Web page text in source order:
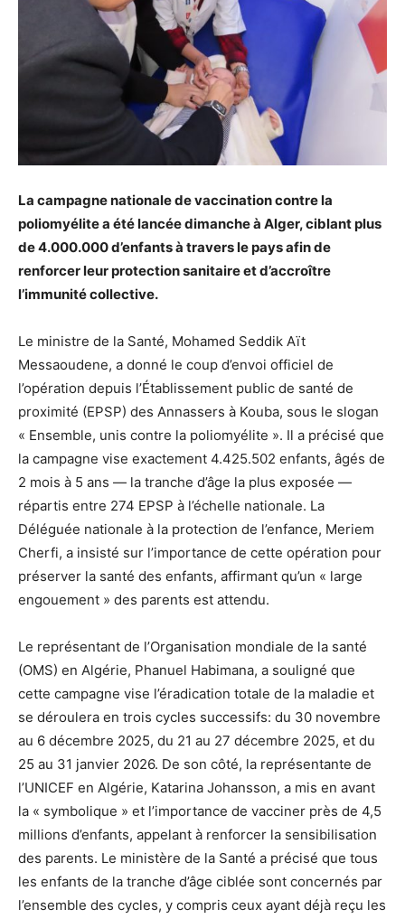
La campagne nationale de vaccination contre la
poliomyélite a été lancée dimanche à Alger, ciblant plus
de 4.000.000 d’enfants à travers le pays afin de
renforcer leur protection sanitaire et d’accroître
l’immunité collective.
Le ministre de la Santé, Mohamed Seddik Aït
Messaoudene, a donné le coup d’envoi officiel de
l’opération depuis l’Établissement public de santé de
proximité (EPSP) des Annassers à Kouba, sous le slogan
« Ensemble, unis contre la poliomyélite ». Il a précisé que
la campagne vise exactement 4.425.502 enfants, âgés de
2 mois à 5 ans — la tranche d’âge la plus exposée —
répartis entre 274 EPSP à l’échelle nationale. La
Déléguée nationale à la protection de l’enfance, Meriem
Cherfi, a insisté sur l’importance de cette opération pour
préserver la santé des enfants, affirmant qu’un « large
engouement » des parents est attendu.
Le représentant de l’Organisation mondiale de la santé
(OMS) en Algérie, Phanuel Habimana, a souligné que
cette campagne vise l’éradication totale de la maladie et
se déroulera en trois cycles successifs: du 30 novembre
au 6 décembre 2025, du 21 au 27 décembre 2025, et du
25 au 31 janvier 2026. De son côté, la représentante de
l’UNICEF en Algérie, Katarina Johansson, a mis en avant
la « symbolique » et l’importance de vacciner près de 4,5
millions d’enfants, appelant à renforcer la sensibilisation
des parents. Le ministère de la Santé a précisé que tous
les enfants de la tranche d’âge ciblée sont concernés par
l’ensemble des cycles, y compris ceux ayant déjà reçu les